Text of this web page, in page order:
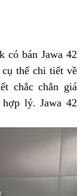
có bán Jawa 42
thể chi tiết về
chắc chắn giá
lý. Jawa 42